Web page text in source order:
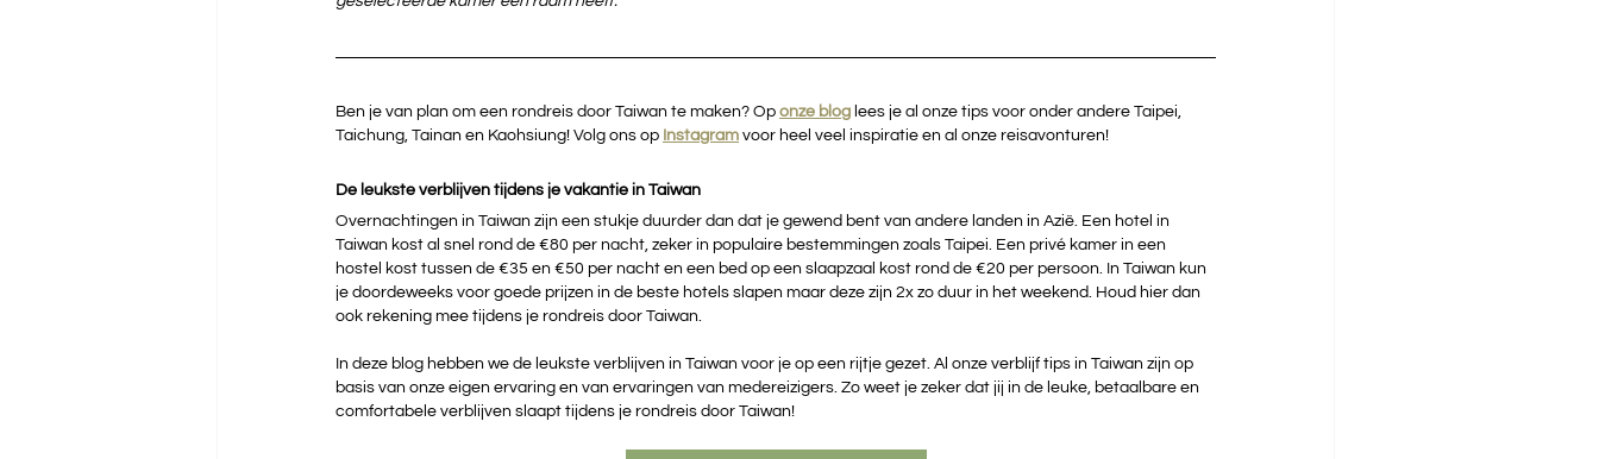
Ben je van plan om een rondreis door Taiwan te maken? Op onze blog lees je al onze tips voor onder andere Taipei,
Taichung, Tainan en Kaohsiung! Volg ons op Instagram voor heel veel inspiratie en al onze reisavonturen!
De leukste verblijven tijdens je vakantie in Taiwan
Overnachtingen in Taiwan zijn een stukje duurder dan dat je gewend bent van andere landen in Azië. Een hotel in
Taiwan kost al snel rond de €80 per nacht, zeker in populaire bestemmingen zoals Taipei. Een privé kamer in een
hostel kost tussen de €35 en €50 per nacht en een bed op een slaapzaal kost rond de €20 per persoon. In Taiwan kun
je doordeweeks voor goede prijzen in de beste hotels slapen maar deze zijn 2x zo duur in het weekend. Houd hier dan
ook rekening mee tijdens je rondreis door Taiwan.
In deze blog hebben we de leukste verblijven in Taiwan voor je op een rijtje gezet. Al onze verblijf tips in Taiwan zijn op
basis van onze eigen ervaring en van ervaringen van medereizigers. Zo weet je zeker dat jij in de leuke, betaalbare en
comfortabele verblijven slaapt tijdens je rondreis door Taiwan!